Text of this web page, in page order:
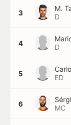
3
M.
D
4
D
5
ED
6
MC